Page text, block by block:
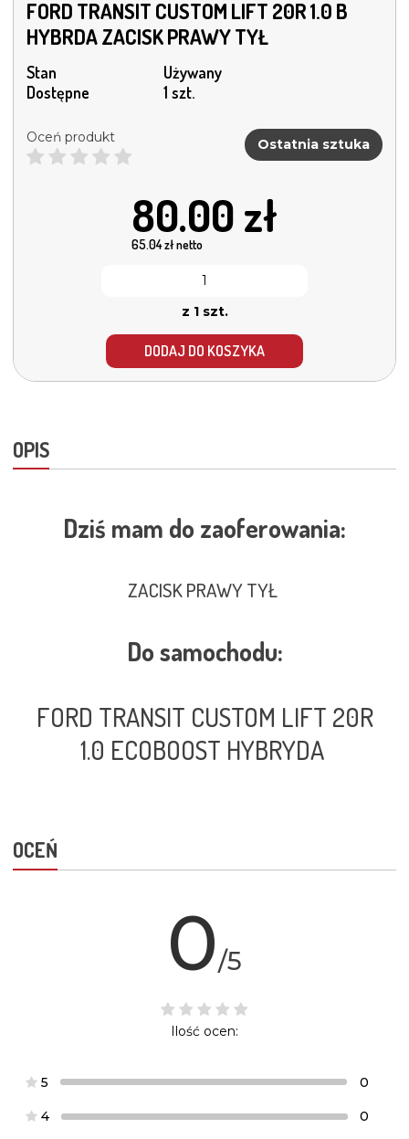
FORD TRANSIT CUSTOM LIFT 20R 1.0 B
HYBRDA ZACISK PRAWY TYŁ
Stan
Używany
Dostępne
1 szt.
Oceń produkt Ostatnia sztuka
80.00 zł
65.04zł netto
z 1 szt.
DODAJ DO KOSZYKA
OPIS
Dziś mam do zaoferowania:
ZACISK PRAWY TYŁ
Do samochodu:
FORD TRANSIT CUSTOM LIFT 20R
1.0 ECOBOOST HYBRYDA
OCEŃ
0/5
Ilość ocen:
5 0
4 0